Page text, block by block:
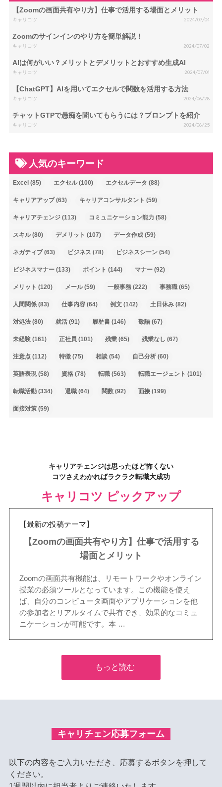
【Zoomの画面共有やり方】仕事で活用する場面とメリット
キャリコツ 2024/07/04
Zoomのサインインのやり方を簡単解説！
キャリコツ 2024/07/02
AIは何がいい？メリットとデメリットとおすすめ生成AI
キャリコツ 2024/07/01
【ChatGPT】AIを用いてエクセルで関数を活用する方法
キャリコツ 2024/06/28
チャットGTPで愚痴を聞いてもらうには？プロンプトを紹介
キャリコツ 2024/06/25
人気のキーワード
Excel (85) エクセル(100) エクセルデータ (88)
キャリアアップ(63) キャリアコンサルタント (59)
キャリアチェンジ(113) コミュニケーション能力 (58)
スキル(80) デメリット (107) データ作成(59)
ネガティブ(63) ビジネス (78) ビジネスシーン(54)
ビジネスマナー(133) ポイント (144) マナー(92)
メリット (120) メール(59) 一般事務(222) 事務職(65)
人間関係(83) 仕事内容(64) 例文(142) 土日休み(82)
対処法(80) 就活(91) 履歴書(146) 敬語(67)
未経験(161) 正社員 (101) 残業(65) 残業なし (67)
注意点(112) 特徴(75) 相談(54) 自己分析(60)
英語表現(58) 資格(78) 転職(563) 転職エージェント (101)
転職活動(334) 退職(64) 関数(92) 面接(199)
面接対策(59)
キャリアチェンジは思ったほど怖くない
コツさえわかればラクラク転職大成功
キャリコツ ピックアップ
【最新の投稿テーマ】
【Zoomの画面共有やり方】仕事で活用する
場面とメリット
Zoomの画面共有機能は、リモートワークやオンライン
授業の必須ツールとなっています。この機能を使え
ば、自分のコンピュータ画面やアプリケーションを他
の参加者とリアルタイムで共有でき、効果的なコミュ
ニケーションが可能です。本 …
もっと読む
キャリチェン応募フォーム
以下の内容をご入力いただき、応募するボタンを押して
ください。